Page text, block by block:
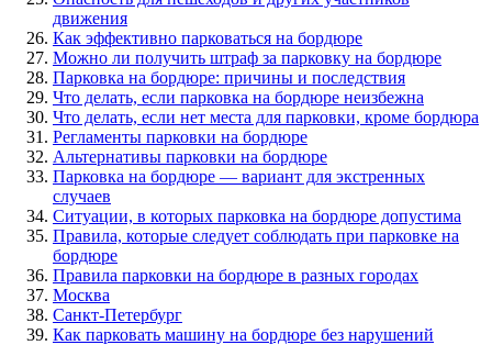
движения
Как эффективно парковаться на бордюре
Можно ли получить штраф за парковку на бордюре
Парковка на бордюре: причины и последствия
Что делать, если парковка на бордюре неизбежна
Что делать, если нет места для парковки, кроме бордюра
Регламенты парковки на бордюре
Альтернативы парковки на бордюре
Парковка на бордюре — вариант для экстренных
случаев
Ситуации, в которых парковка на бордюре допустима
Правила, которые следует соблюдать при парковке на
бордюре
Правила парковки на бордюре в разных городах
Москва
Санкт-Петербург
Как парковать машину на бордюре без нарушений